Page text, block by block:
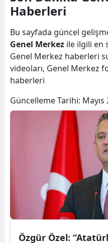
Haberleri
Bu sayfada güncel
Genel Merkez ile ilgili en
Genel Merkez haberleri
videoları, Genel Merkez
haberleri
Güncelleme Tarihi: Mayıs
Özgür Özel: “Atatürk’ün partisine